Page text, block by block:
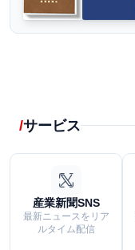
サービス
産業新聞SNS
最新ニュースをリア
ルタイム配信